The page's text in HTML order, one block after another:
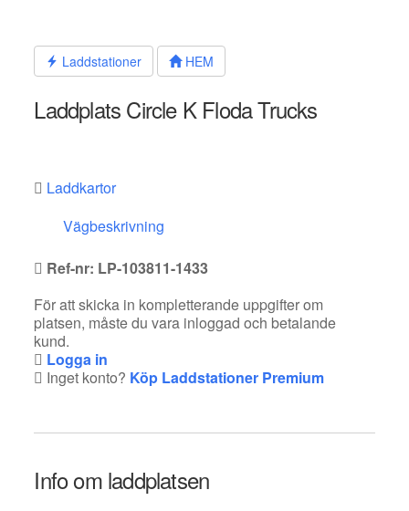
innehållet Laddstationer HEM
Laddplats Circle K Floda Trucks
Laddkartor
Vägbeskrivning
Ref-nr: LP-103811-1433
För att skicka in kompletterande uppgifter om
platsen, måste du vara inloggad och betalande
kund.
Logga in
Inget konto? Köp Laddstationer Premium
Info om laddplatsen